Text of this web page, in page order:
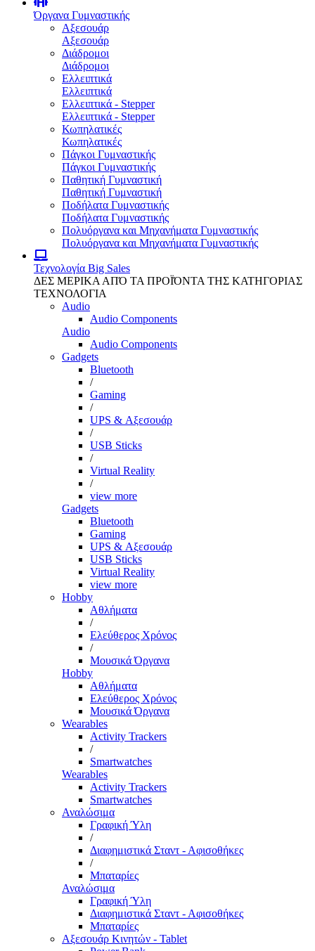
Όργανα Γυμναστικής
Αξεσουάρ
Αξεσουάρ
Διάδρομοι
Διάδρομοι
Ελλειπτικά
Ελλειπτικά
Ελλειπτικά - Stepper
Ελλειπτικά - Stepper
Κωπηλατικές
Κωπηλατικές
Πάγκοι Γυμναστικής
Πάγκοι Γυμναστικής
Παθητική Γυμναστική
Παθητική Γυμναστική
Ποδήλατα Γυμναστικής
Ποδήλατα Γυμναστικής
Πολυόργανα και Μηχανήματα Γυμναστικής
Πολυόργανα και Μηχανήματα Γυμναστικής
Τεχνολογία Big Sales
ΔΕΣ ΜΕΡΙΚΑ ΑΠΌ ΤΑ ΠΡΟΪΌΝΤΑ ΤΗΣ ΚΑΤΗΓΟΡΙΑΣ
ΤΕΧΝΟΛΟΓΙΑ
Audio
Audio Components
Audio
Audio Components
Gadgets
Bluetooth
/
Gaming
/
UPS & Αξεσουάρ
/
USB Sticks
/
Virtual Reality
/
view more
Gadgets
Bluetooth
Gaming
UPS & Αξεσουάρ
USB Sticks
Virtual Reality
view more
Hobby
Αθλήματα
/
Ελεύθερος Χρόνος
/
Μουσικά Όργανα
Hobby
Αθλήματα
Ελεύθερος Χρόνος
Μουσικά Όργανα
Wearables
Activity Trackers
/
Smartwatches
Wearables
Activity Trackers
Smartwatches
Αναλώσιμα
Γραφική Ύλη
/
Διαφημιστικά Σταντ - Αφισοθήκες
/
Μπαταρίες
Αναλώσιμα
Γραφική Ύλη
Διαφημιστικά Σταντ - Αφισοθήκες
Μπαταρίες
Αξεσουάρ Κινητών - Tablet